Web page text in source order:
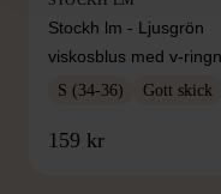
Stockh lm - Ljusgrön
viskosblus med v-
S (34-36) Gott skick
159 kr
FRÅN